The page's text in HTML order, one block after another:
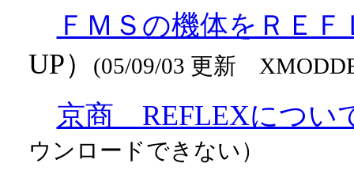
ＦＭＳの機体をＲＥ
UP）
(05/09/03 更新
京商 REFLEXについ
ウンロードできない）